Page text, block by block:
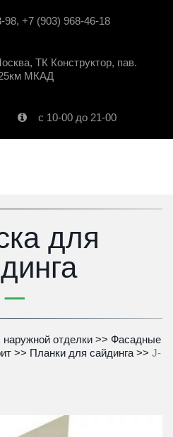
98, +7 (903) 968-46-18
, ТК Конструктор, пав.
МКАД
с 10-00 до 21-00
для
отделки >> Фасадные
>> Планки для сайдинга >> J-